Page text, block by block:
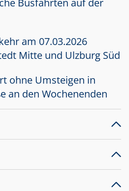
Busfahrten auf der
am 07.03.2026
Mitte und Ulzburg Süd
ohne Umsteigen in
an den Wochenenden
Bauarbeiten am
der Bahnstraße in